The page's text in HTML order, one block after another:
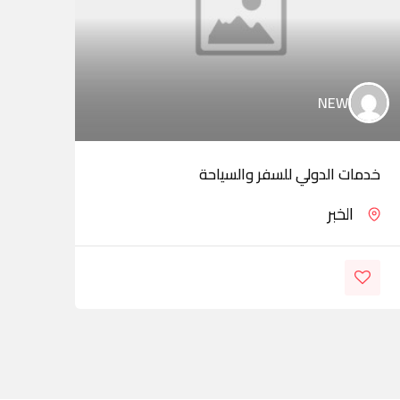
NEW
خدمات الدولي للسفر والسياحة
الخبر